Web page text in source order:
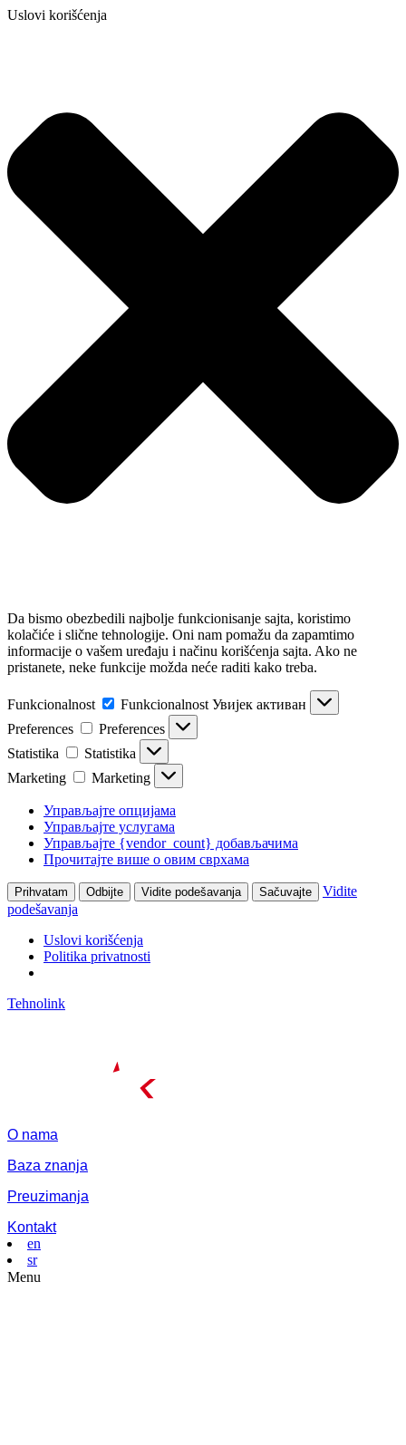
Uslovi korišćenja
Da bismo obezbedili najbolje funkcionisanje sajta, koristimo
kolačiće i slične tehnologije. Oni nam pomažu da zapamtimo
informacije o vašem uređaju i načinu korišćenja sajta. Ako ne
pristanete, neke funkcije možda neće raditi kako treba.
Funkcionalnost Funkcionalnost Увијек активан
Preferences
Preferences
Statistika
Statistika
Marketing
Marketing
Управљајте опцијама
Управљајте услугама
Управљајте {vendor_count} добављачима
Прочитајте више о овим сврхама
Prihvatam Odbijte Vidite podešavanja Sačuvajte
Vidite
podešavanja
Uslovi korišćenja
Politika privatnosti
Tehnolink
O nama
Baza znanja
Preuzimanja
Kontakt
en
sr
Menu